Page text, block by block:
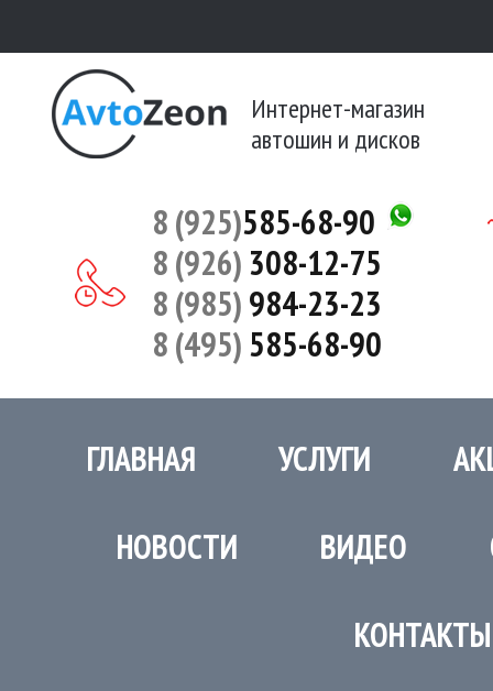
Интернет-магазин
автошин и дисков
8 (925)585-68-90
8 (926) 308-12-75
8 (985)984-23-23
8 (495)585-68-90
ГЛАВНАЯ УСЛУГИ
НОВОСТИ ВИДЕО
КОНТАКТЫ